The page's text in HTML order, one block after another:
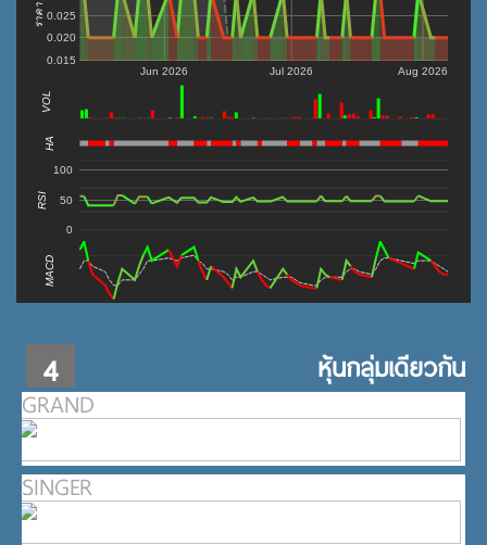
Jun 2026 Jul 2026 Aug 2026
0.015
0.020
0.025
ราคา
VOL
HA
0
50
100
RSI
MACD
4 หุ้นกลุ่มเดียวกัน
GRAND
SINGER